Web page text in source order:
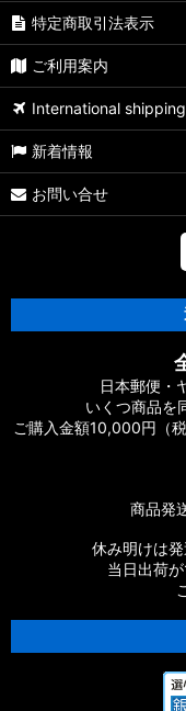
特定商取引法表示
ご利用案内
International
新着情報
お問い合せ
日本郵便・
いくつ商品を
ご購入金額10,000円（
商品発
休み明けは発
当日出荷